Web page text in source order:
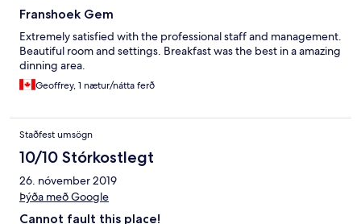
Franshoek Gem
Extremely satisfied with the professional staff and management.
Beautiful room and settings. Breakfast was the best in a amazing
dinning area.
Geoffrey, 1 nætur/nátta ferð
Staðfest umsögn
10/10 Stórkostlegt
26. nóvember 2019
Þýða með Google
Cannot fault this place!